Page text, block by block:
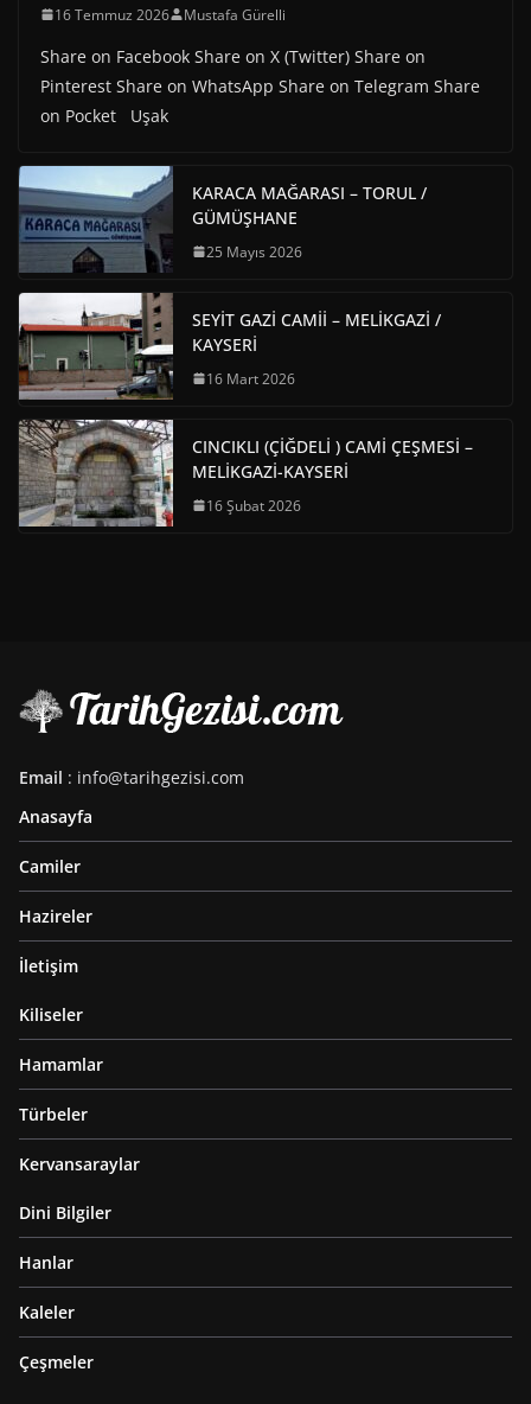
16 Temmuz 2026 Mustafa Gürelli
Share on Facebook Share on X (Twitter) Share on
Pinterest Share on WhatsApp Share on Telegram Share
on Pocket Uşak
KARACA MAĞARASI – TORUL /
GÜMÜŞHANE
25 Mayıs 2026
SEYİT GAZİ CAMİİ – MELİKGAZİ /
KAYSERİ
16 Mart 2026
CINCIKLI (ÇİĞDELİ ) CAMİ ÇEŞMESİ –
MELİKGAZİ-KAYSERİ
16 Şubat 2026
Email : info@tarihgezisi.com
Anasayfa
Camiler
Hazireler
İletişim
Kiliseler
Hamamlar
Türbeler
Kervansaraylar
Dini Bilgiler
Hanlar
Kaleler
Çeşmeler